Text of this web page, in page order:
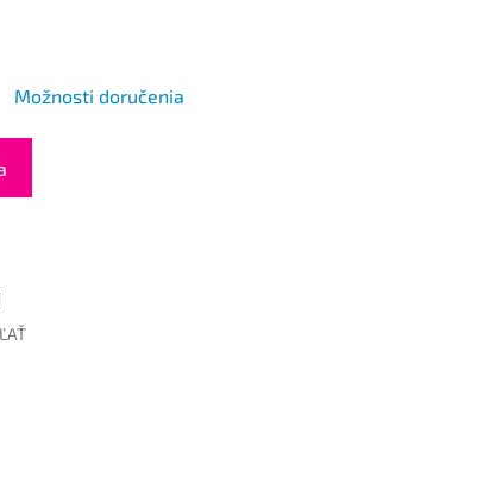
Možnosti doručenia